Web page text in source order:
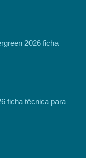
2026 ficha
ficha técnica para